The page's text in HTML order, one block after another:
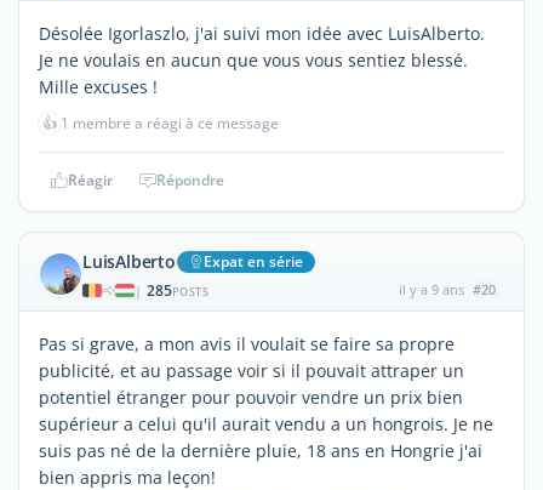
Désolée Igorlaszlo, j'ai suivi mon idée avec LuisAlberto.
Je ne voulais en aucun que vous vous sentiez blessé.
Mille excuses !
👍 1 membre a réagi à ce message
Réagir Répondre
LuisAlberto Expat en série
| 285POSTS il y a 9 ans #20
Pas si grave, a mon avis il voulait se faire sa propre
publicité, et au passage voir si il pouvait attraper un
potentiel étranger pour pouvoir vendre un prix bien
supérieur a celui qu'il aurait vendu a un hongrois. Je ne
suis pas né de la dernière pluie, 18 ans en Hongrie j'ai
bien appris ma leçon!